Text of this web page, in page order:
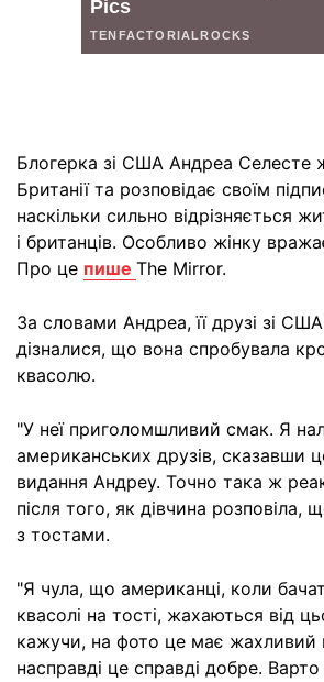
Блогерка зі США Андреа Селесте
Британії та розповідає своїм
наскільки сильно відрізняється
і британців. Особливо жінку
Про це пише The Mirror.
За словами Андреа, її друзі зі
дізналися, що вона спробувала
квасолю.
"У неї приголомшливий смак. Я
американських друзів, сказавши
видання Андреу. Точно така ж
після того, як дівчина розповіла,
з тостами.
"Я чула, що американці, коли
квасолі на тості, жахаються від
кажучи, на фото це має жахливий
насправді це справді добре.